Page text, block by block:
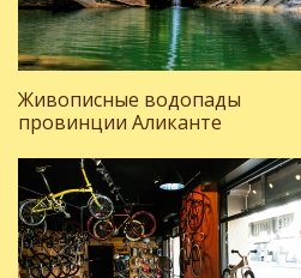
Живописные водопады
провинции Аликанте